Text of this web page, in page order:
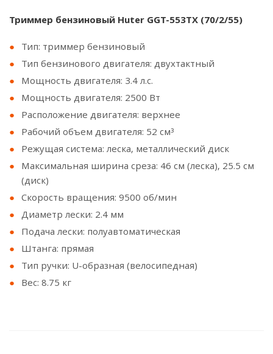
Триммер бензиновый Huter GGT-553TX (70/2/55)
Тип: триммер бензиновый
Тип бензинового двигателя: двухтактный
Мощность двигателя: 3.4 л.с.
Мощность двигателя: 2500 Вт
Расположение двигателя: верхнее
Рабочий объем двигателя: 52 см³
Режущая система: леска, металлический диск
Максимальная ширина среза: 46 см (леска), 25.5 см
(диск)
Скорость вращения: 9500 об/мин
Диаметр лески: 2.4 мм
Подача лески: полуавтоматическая
Штанга: прямая
Тип ручки: U-образная (велосипедная)
Вес: 8.75 кг